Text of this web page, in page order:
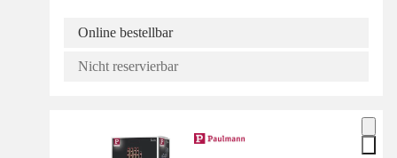
Online bestellbar
Nicht reservierbar